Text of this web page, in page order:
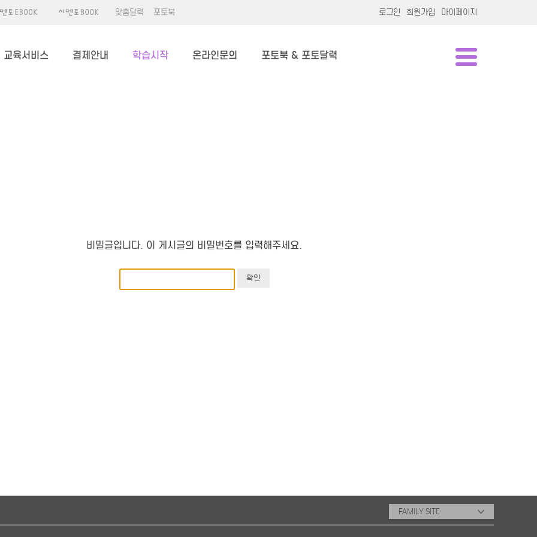
맞춤달력 포토북 로그인 회원가입 마이페이지
교육서비스 결제안내 학습시작 온라인문의 포토북 & 포토달력
비밀글입니다. 이 게시글의 비밀번호를 입력해주세요.
FAMILY SITE